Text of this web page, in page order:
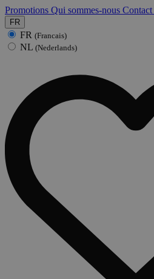
Promotions Qui sommes-nous Contact
FR
FR (Francais)
NL (Nederlands)